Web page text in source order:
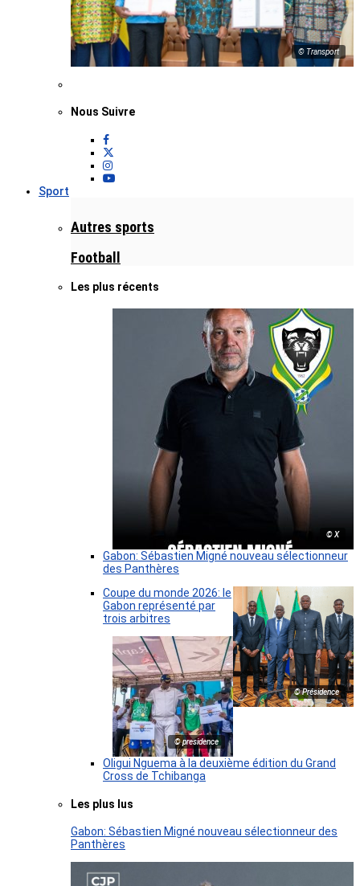
© Transport
Nous Suivre
Sport
Autres sports
Football
Les plus récents
© X
Gabon: Sébastien Migné nouveau sélectionneur
des Panthères
© Présidence
Coupe du monde 2026: le
Gabon représenté par
trois arbitres
© presidence
Oligui Nguema à la deuxième édition du Grand
Cross de Tchibanga
Les plus lus
Gabon: Sébastien Migné nouveau sélectionneur des
Panthères